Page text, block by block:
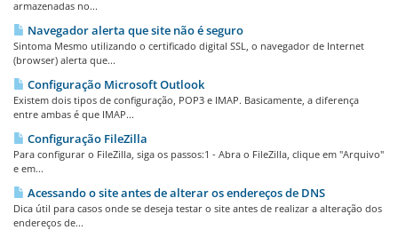
armazenadas no...
Navegador alerta que site não é seguro
Sintoma Mesmo utilizando o certificado digital SSL, o navegador de Internet
(browser) alerta que...
Configuração Microsoft Outlook
Existem dois tipos de configuração, POP3 e IMAP. Basicamente, a diferença
entre ambas é que IMAP...
Configuração FileZilla
Para configurar o FileZilla, siga os passos:1 - Abra o FileZilla, clique em "Arquivo"
e em...
Acessando o site antes de alterar os endereços de DNS
Dica útil para casos onde se deseja testar o site antes de realizar a alteração dos
endereços de...